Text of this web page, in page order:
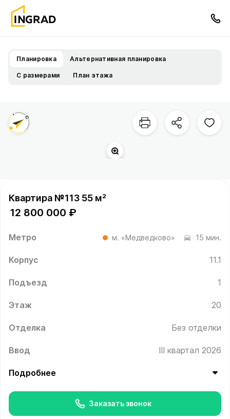
Планировка Альтернативная планировка
С размерами План этажа
Квартира №113 55 м²
12 800 000 ₽
Метро м. «Медведково» 15 мин.
Корпус 11.1
Подъезд 1
Этаж 20
Отделка Без отделки
Ввод III квартал 2026
Подробнее
Заказать звонок